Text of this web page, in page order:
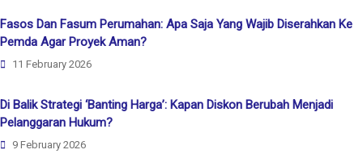
Fasos Dan Fasum Perumahan: Apa Saja Yang Wajib Diserahkan Ke
Pemda Agar Proyek Aman?
11 February 2026
Di Balik Strategi ‘Banting Harga’: Kapan Diskon Berubah Menjadi
Pelanggaran Hukum?
9 February 2026